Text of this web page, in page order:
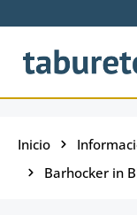
Saltar al contenido
Inicio
Barhocker in